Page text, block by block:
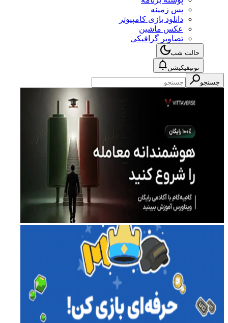
پس زمینه
دانلود بازی کامپیوتر
عکس ماشین
تصاویر گرافیکی
حالت شب
نوتیفیکیشن
جستجو